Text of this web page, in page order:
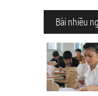
Bài nhiều